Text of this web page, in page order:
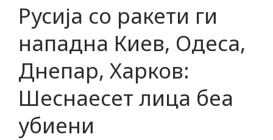
Русија со ракети ги
нападна Киев, Одеса,
Днепар, Харков:
Шеснаесет лица беа
убиени